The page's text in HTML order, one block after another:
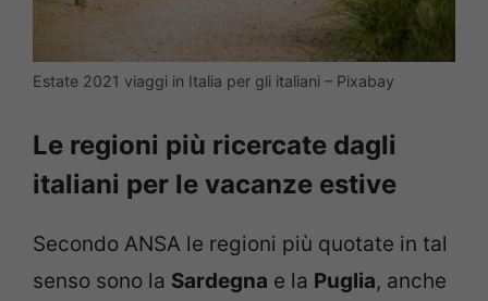
Estate 2021 viaggi in Italia per gli italiani – Pixabay
Le regioni più ricercate dagli
italiani per le vacanze estive
Secondo ANSA le regioni più quotate in tal
senso sono la Sardegna e la Puglia, anche